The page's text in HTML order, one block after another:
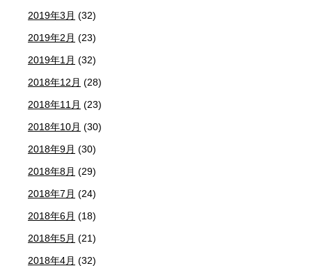
2019年3月 (32)
2019年2月 (23)
2019年1月 (32)
2018年12月 (28)
2018年11月 (23)
2018年10月 (30)
2018年9月 (30)
2018年8月 (29)
2018年7月 (24)
2018年6月 (18)
2018年5月 (21)
2018年4月 (32)